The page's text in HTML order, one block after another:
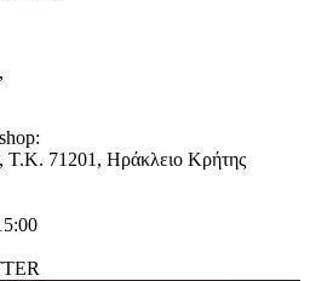
, T.K. 71201, Ηράκλειο Κρήτης